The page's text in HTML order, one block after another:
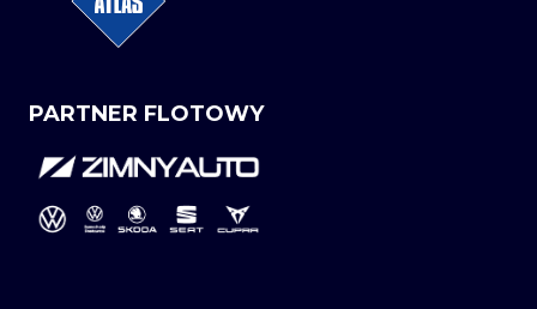
PARTNER FLOTOWY